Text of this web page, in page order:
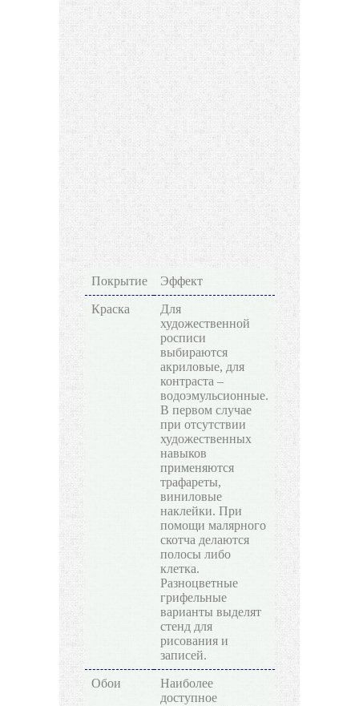
Покрытие Эффект
Краска
Для
художественной
росписи
выбираются
акриловые, для
контраста –
водоэмульсионные.
В первом случае
при отсутствии
художественных
навыков
применяются
трафареты,
виниловые
наклейки. При
помощи малярного
скотча делаются
полосы либо
клетка.
Разноцветные
грифельные
варианты выделят
стенд для
рисования и
записей.
Обои
Наиболее
доступное